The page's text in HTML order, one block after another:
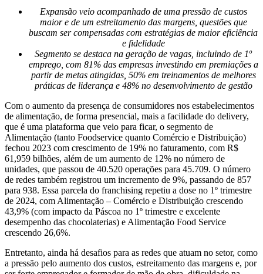
Expansão veio acompanhado de uma pressão de custos
maior e de um estreitamento das margens, questões que
buscam ser compensadas com estratégias de maior eficiência
e fidelidade
Segmento se destaca na geração de vagas, incluindo de 1º
emprego, com 81% das empresas investindo em premiações a
partir de metas atingidas, 50% em treinamentos de melhores
práticas de liderança e 48% no desenvolvimento de gestão
Com o aumento da presença de consumidores nos estabelecimentos
de alimentação, de forma presencial, mais a facilidade do delivery,
que é uma plataforma que veio para ficar, o segmento de
Alimentação (tanto Foodservice quanto Comércio e Distribuição)
fechou 2023 com crescimento de 19% no faturamento, com R$
61,959 bilhões, além de um aumento de 12% no número de
unidades, que passou de 40.520 operações para 45.709. O número
de redes também registrou um incremento de 9%, passando de 857
para 938. Essa parcela do franchising repetiu a dose no 1º trimestre
de 2024, com Alimentação – Comércio e Distribuição crescendo
43,9% (com impacto da Páscoa no 1º trimestre e excelente
desempenho das chocolaterias) e Alimentação Food Service
crescendo 26,6%.
Entretanto, ainda há desafios para as redes que atuam no setor, como
a pressão pelo aumento dos custos, estreitamento das margens e, por